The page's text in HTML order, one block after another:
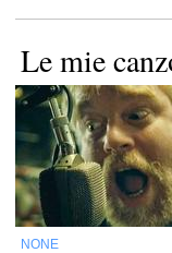
Le mie
NONE